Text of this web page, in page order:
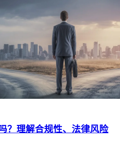
？理解合规性、法律风险